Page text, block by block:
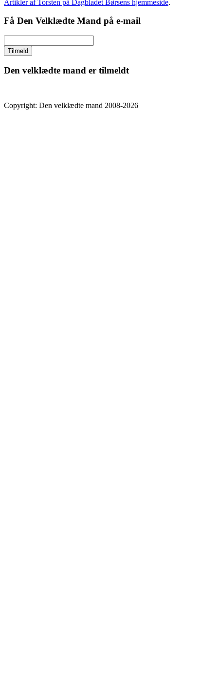
Artikler af Torsten på Dagbladet Børsens hjemmeside.
Få Den Velklædte Mand på e-mail
Den velklædte mand er tilmeldt
Copyright: Den velklædte mand 2008-2026